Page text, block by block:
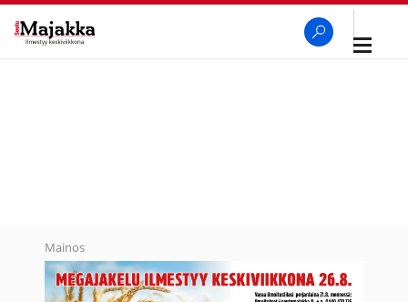
Avaa
Mainos